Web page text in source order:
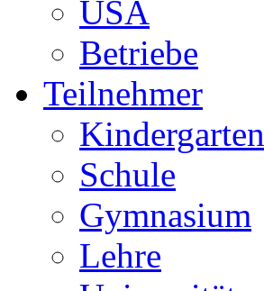
USA
Betriebe
Teilnehmer
Kindergarten
Schule
Gymnasium
Lehre